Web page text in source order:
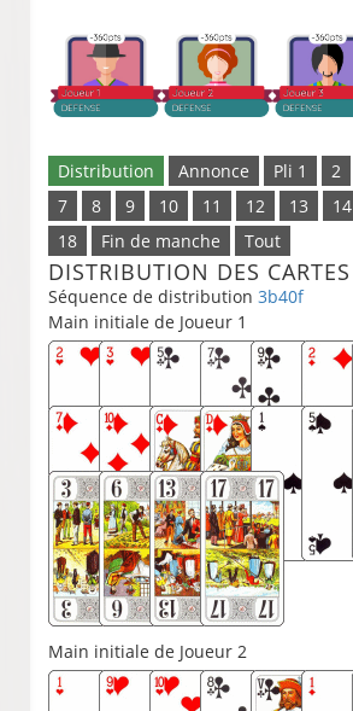
Distribution Annonce Pli 1 2
7
8 9 10 11 12 13 14
18
Fin de manche Tout
DISTRIBUTION DES CARTES
Séquence de distribution 3b40f
Main initiale de Joueur 1
Main initiale de Joueur 2